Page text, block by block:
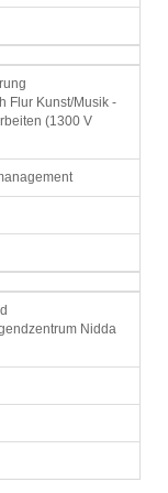
Flur Kunst/Musik -
(1300 V
Nidda